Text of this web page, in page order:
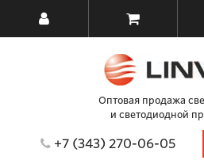
Оптовая продажа
и светодиодной
+7 (343) 270-06-05